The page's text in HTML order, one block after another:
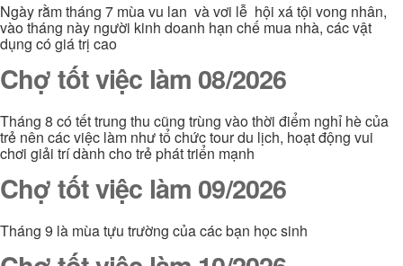
Ngày rằm tháng 7 mùa vu lan và vơi lễ hội xá tội vong nhân,
vào tháng này người kinh doanh hạn chế mua nhà, các vật
dụng có giá trị cao
Chợ tốt việc làm 08/2026
Tháng 8 có tết trung thu cũng trùng vào thời điểm nghỉ hè của
trẻ nên các việc làm như tổ chức tour du lịch, hoạt động vui
chơi giải trí dành cho trẻ phát triển mạnh
Chợ tốt việc làm 09/2026
Tháng 9 là mùa tựu trường của các bạn học sinh